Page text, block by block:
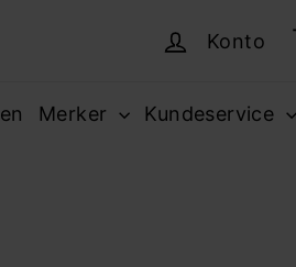
Konto
Merker Kundeservice